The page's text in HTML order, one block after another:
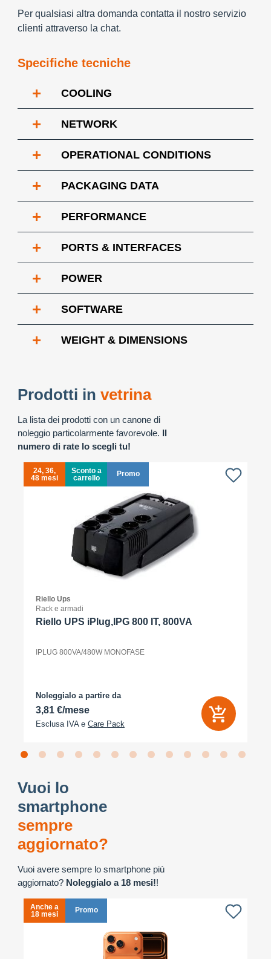
Per qualsiasi altra domanda contatta il nostro servizio
clienti attraverso la chat.
Specifiche tecniche
+ COOLING
+ NETWORK
+ OPERATIONAL CONDITIONS
+ PACKAGING DATA
+ PERFORMANCE
+ PORTS & INTERFACES
+ POWER
+ SOFTWARE
+ WEIGHT & DIMENSIONS
Prodotti in vetrina
La lista dei prodotti con un canone di
noleggio particolarmente favorevole. Il
numero di rate lo scegli tu!
24, 36,
48 mesi
Sconto a
carrello
Promo
Riello Ups
Rack e armadi
Riello UPS iPlug,IPG 800 IT, 800VA
IPLUG 800VA/480W MONOFASE
Noleggialo a partire da
3,81 €/mese
Esclusa IVA e Care Pack
Vuoi lo
smartphone
sempre
aggiornato?
Vuoi avere sempre lo smartphone più
aggiornato? Noleggialo a 18 mesi!!
Anche a
18 mesi
Promo